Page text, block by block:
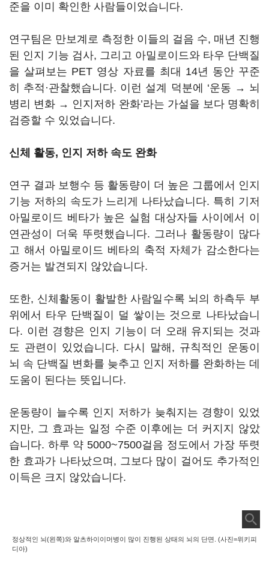
준을 이미 확인한 사람들이었습니다.
연구팀은 만보계로 측정한 이들의 걸음 수, 매년 진행
된 인지 기능 검사, 그리고 아밀로이드와 타우 단백질
을 살펴보는 PET 영상 자료를 최대 14년 동안 꾸준
히 추적·관찰했습니다. 이런 설계 덕분에 ‘운동 → 뇌
병리 변화 → 인지저하 완화’라는 가설을 보다 명확히
검증할 수 있었습니다.
신체 활동, 인지 저하 속도 완화
연구 결과 보행수 등 활동량이 더 높은 그룹에서 인지
기능 저하의 속도가 느리게 나타났습니다. 특히 기저
아밀로이드 베타가 높은 실험 대상자들 사이에서 이
연관성이 더욱 뚜렷했습니다. 그러나 활동량이 많다
고 해서 아밀로이드 베타의 축적 자체가 감소한다는
증거는 발견되지 않았습니다.
또한, 신체활동이 활발한 사람일수록 뇌의 하측두 부
위에서 타우 단백질이 덜 쌓이는 것으로 나타났습니
다. 이런 경향은 인지 기능이 더 오래 유지되는 것과
도 관련이 있었습니다. 다시 말해, 규칙적인 운동이
뇌 속 단백질 변화를 늦추고 인지 저하를 완화하는 데
도움이 된다는 뜻입니다.
운동량이 늘수록 인지 저하가 늦춰지는 경향이 있었
지만, 그 효과는 일정 수준 이후에는 더 커지지 않았
습니다. 하루 약 5000~7500걸음 정도에서 가장 뚜렷
한 효과가 나타났으며, 그보다 많이 걸어도 추가적인
이득은 크지 않았습니다.
정상적인 뇌(왼쪽)와 알츠하이이머병이 많이 진행된 상태의 뇌의 단면. (사진=위키피
디아)